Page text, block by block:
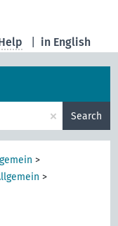
in English
× Search
>
>